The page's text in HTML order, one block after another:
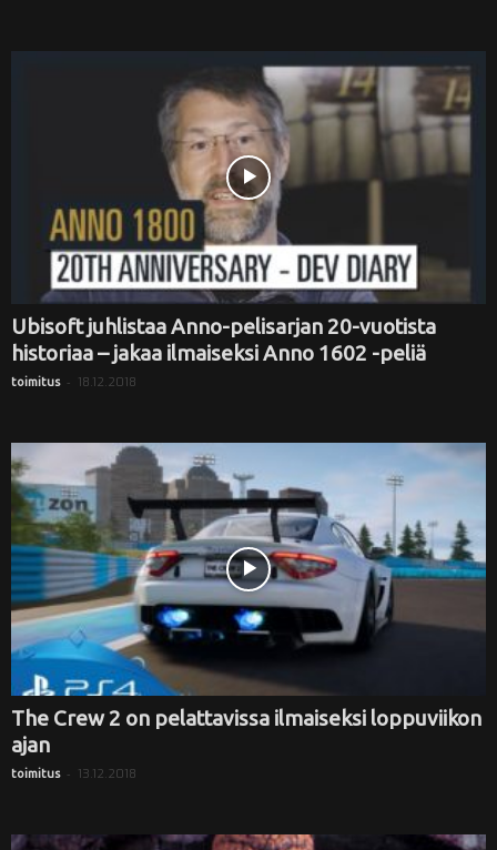
Ubisoft juhlistaa Anno-pelisarjan 20-vuotista
historiaa – jakaa ilmaiseksi Anno 1602 -peliä
toimitus - 18.12.2018
The Crew 2 on pelattavissa ilmaiseksi loppuviikon
ajan
toimitus - 13.12.2018